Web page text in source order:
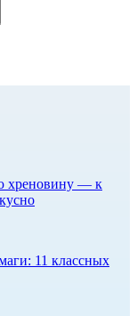
хреновину — к
11 классных